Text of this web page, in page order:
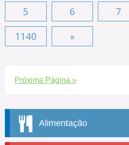
5
6 7
1140
»
Próxima Página »
Alimentação